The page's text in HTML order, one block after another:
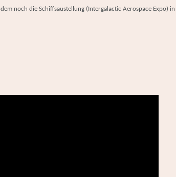
noch die Schiffsaustellung (Intergalactic Aerospace Expo)